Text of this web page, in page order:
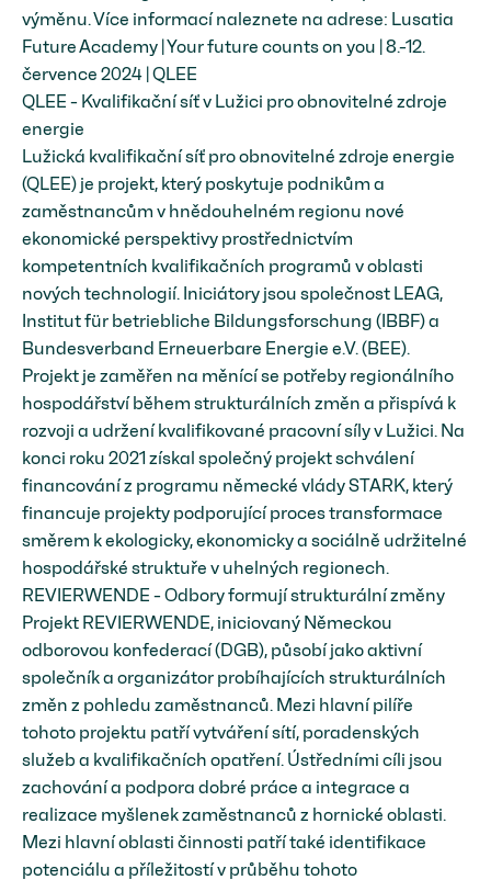
výměnu. Více informací naleznete na adrese: Lusatia
Future Academy | Your future counts on you | 8.-12.
července 2024 | QLEE
QLEE - Kvalifikační síť v Lužici pro obnovitelné zdroje
energie
Lužická kvalifikační síť pro obnovitelné zdroje energie
(QLEE) je projekt, který poskytuje podnikům a
zaměstnancům v hnědouhelném regionu nové
ekonomické perspektivy prostřednictvím
kompetentních kvalifikačních programů v oblasti
nových technologií. Iniciátory jsou společnost LEAG,
Institut für betriebliche Bildungsforschung (IBBF) a
Bundesverband Erneuerbare Energie e.V. (BEE).
Projekt je zaměřen na měnící se potřeby regionálního
hospodářství během strukturálních změn a přispívá k
rozvoji a udržení kvalifikované pracovní síly v Lužici. Na
konci roku 2021 získal společný projekt schválení
financování z programu německé vlády STARK, který
financuje projekty podporující proces transformace
směrem k ekologicky, ekonomicky a sociálně udržitelné
hospodářské struktuře v uhelných regionech.
REVIERWENDE - Odbory formují strukturální změny
Projekt REVIERWENDE, iniciovaný Německou
odborovou konfederací (DGB), působí jako aktivní
společník a organizátor probíhajících strukturálních
změn z pohledu zaměstnanců. Mezi hlavní pilíře
tohoto projektu patří vytváření sítí, poradenských
služeb a kvalifikačních opatření. Ústředními cíli jsou
zachování a podpora dobré práce a integrace a
realizace myšlenek zaměstnanců z hornické oblasti.
Mezi hlavní oblasti činnosti patří také identifikace
potenciálu a příležitostí v průběhu tohoto